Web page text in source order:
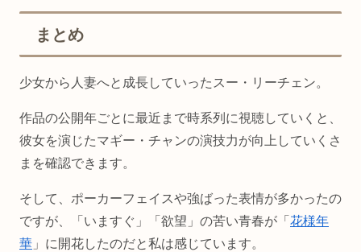
まとめ
少女から人妻へと成長していったスー・リーチェン。
作品の公開年ごとに最近まで時系列に視聴していくと、
彼女を演じたマギー・チャンの演技力が向上していくさ
まを確認できます。
そして、ポーカーフェイスや強ばった表情が多かったの
ですが、「いますぐ」「欲望」の苦い青春が「 花様年
華 」に開花したのだと私は感じています。